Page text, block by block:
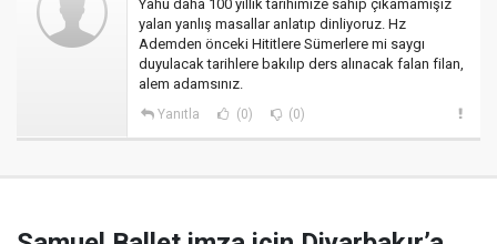
Yahu daha 100 yıllık tarihimize sahip çıkamamışız
yalan yanlış masallar anlatıp dinliyoruz. Hz
Ademden önceki Hititlere Sümerlere mi saygı
duyulacak tarihlere bakılıp ders alınacak falan filan,
alem adamsınız.
Yanıtla (0) (0)